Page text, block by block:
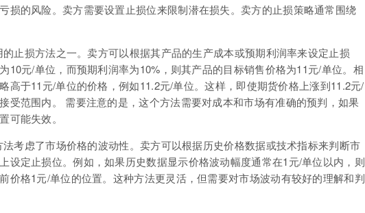
损的风险。卖方需要设置止损位来限制潜在损失。卖方的止损策略通常围绕
止损方法之一。卖方可以根据其产品的生产成本或预期利润率来设定止损
10元/单位，而预期利润率为10%，则其产品的目标销售价格为11元/单位。相
高于11元/单位的价格，例如11.2元/单位。这样，即使期货价格上涨到11.2元/
受范围内。 需要注意的是，这个方法需要对成本和市场有准确的预判，如果
可能失效。
考虑了市场价格的波动性。卖方可以根据历史价格数据或技术指标来判断市
设定止损位。例如，如果历史数据显示价格波动幅度通常在1元/单位以内，则
价格1元/单位的位置。这种方法更灵活，但需要对市场波动有较好的理解和判